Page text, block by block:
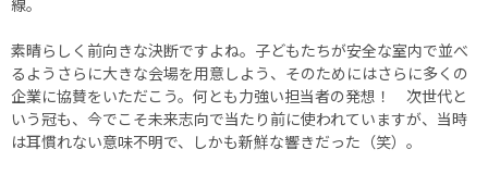
素晴らしく前向きな決断ですよね。子どもたちが安全な室内で並べ
るようさらに大きな会場を用意しよう、そのためにはさらに多くの
企業に協賛をいただこう。何とも力強い担当者の発想！ 次世代と
いう冠も、今でこそ未来志向で当たり前に使われていますが、当時
は耳慣れない意味不明で、しかも新鮮な響きだった（笑）。